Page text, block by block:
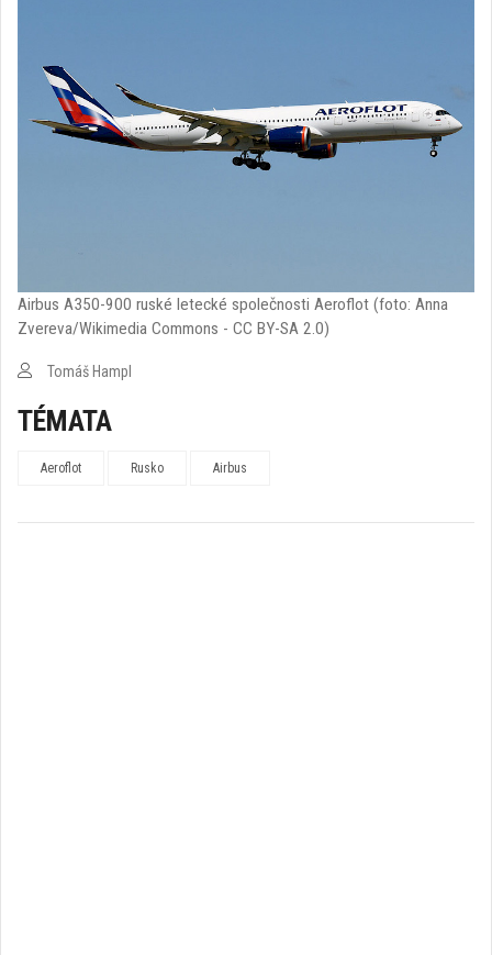
Airbus A350-900 ruské letecké společnosti Aeroflot (foto: Anna
Zvereva/Wikimedia Commons - CC BY-SA 2.0)
Tomáš Hampl
TÉMATA
Aeroflot Rusko Airbus